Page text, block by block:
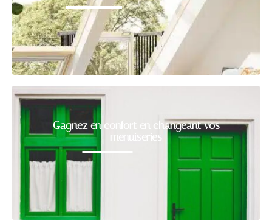
Gagnez en confort en changeant vos
menuiseries